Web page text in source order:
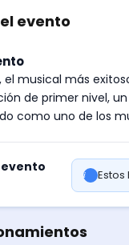
evento
el musical más
de primer nivel,
como uno de los